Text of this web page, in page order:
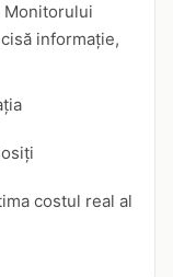
informație,
costul real al